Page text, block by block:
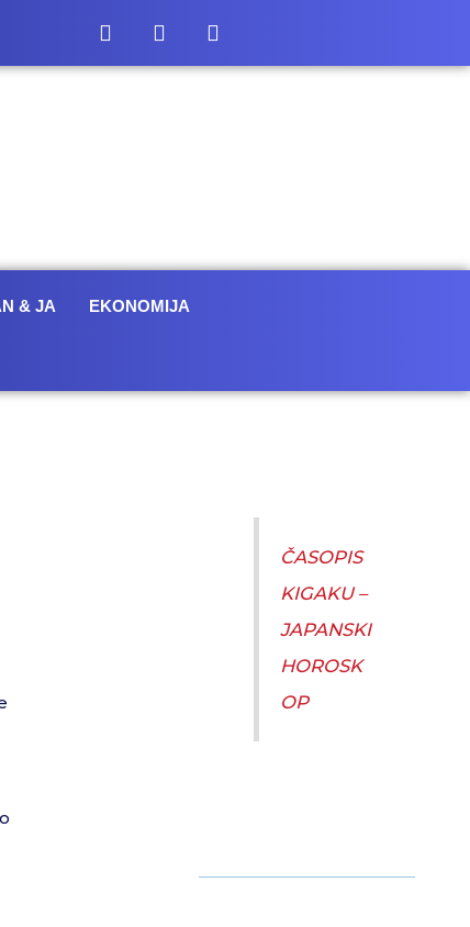
& JA EKONOMIJA
ČASOPIS
KIGAKU –
JAPANSKI
HOROSK
OP